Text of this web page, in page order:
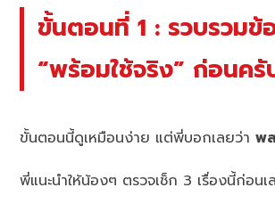
ขั้นตอนที่ 1 : รวบรวมข้
“พร้อมใช้จริง” ก่อนครั
ขั้นตอนนี้ดูเหมือนง่าย แต่พี่บอกเลยว่าพ
พี่แนะนำให้น้องๆ ตรวจเช็ก 3 เรื่องนี้ก่อนเ